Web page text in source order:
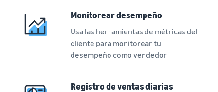
Monitorear desempeño
Usa las herramientas de métricas del
cliente para monitorear tu
desempeño como vendedor
Registro de ventas diarias